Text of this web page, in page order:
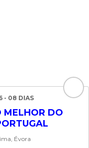
- 08 DIAS
MELHOR DO
Évora